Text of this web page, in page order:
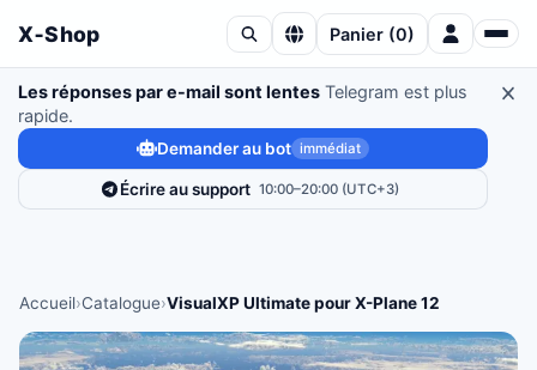
X‑Shop Panier (0)
Les réponses par e-mail sont lentes Telegram est plus
rapide.
Demander au bot immédiat
Écrire au support 10:00–20:00 (UTC+3)
Accueil›Catalogue›VisualXP Ultimate pour X-Plane 12